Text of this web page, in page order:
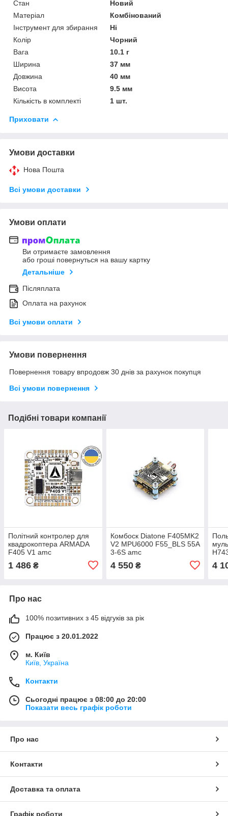
Стан
Новий
Матеріал
Комбінований
Інструмент для збирання
Ні
Колір
Чорний
Вага
10.1 г
Ширина
37 мм
Довжина
40 мм
Висота
9.5 мм
Кількість в комплекті
1 шт.
Приховати
Умови доставки
Нова Пошта
Всі умови доставки
Умови оплати
Ви отримаєте замовлення
або гроші повернуться на вашу картку
Детальніше
Післяплата
Оплата на рахунок
Всі умови оплати
Умови повернення
Повернення товару впродовж 30 днів за рахунок покупця
Всі умови повернення
Подібні товари компанії
Політний контролер для
квадрокоптера ARMADA
F405 V1 amc
1 486 ₴
Комбоск Diatone F405MK2
V2 MPU6000 F55_BLS 55A
3-6S amc
4 550₴ 4
Про нас
100% позитивних з 45 відгуків за рік
Працює з 20.01.2022
м. Київ
Київ, Україна
Контакти
Сьогодні працює з 08:00 до 20:00
Показати весь графік роботи
Про нас
Контакти
Доставка та оплата
Графік роботи